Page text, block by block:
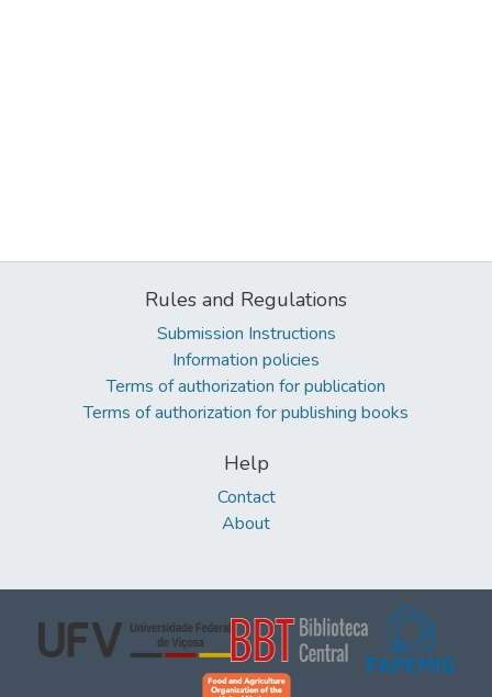
Rules and Regulations
Submission Instructions
Information policies
Terms of authorization for publication
Terms of authorization for publishing books
Help
Contact
About